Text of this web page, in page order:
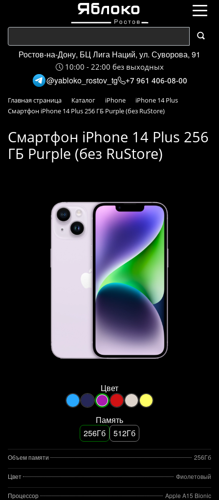
Ростов-на-Дону, БЦ Лига Наций, ул. Суворова, 91
10:00 - 22:00 без выходных
@yabloko_rostov_tg +7 961 406-08-00
Главная страница Каталог iPhone
iPhone 14 Plus
Смартфон iPhone 14 Plus 256 ГБ Purple (без RuStore)
Смартфон iPhone 14 Plus 256
ГБ Purple (без RuStore)
Цвет
Память
256Гб
512Гб
Объем памяти 256Гб
Цвет Фиолетовый
Процессор Apple A15 Bionic